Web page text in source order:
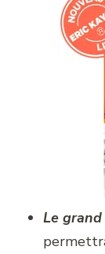
Le